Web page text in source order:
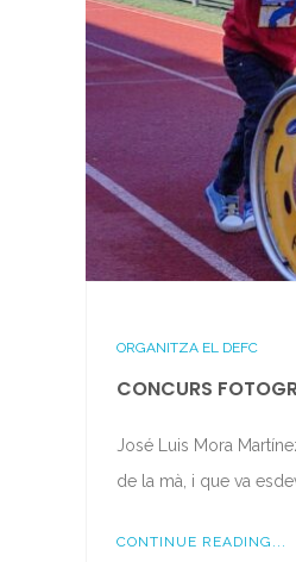
ORGANITZA EL DEFC
CONCURS
José Luis Mora
de la mà, i que va
CONTINUE READING...